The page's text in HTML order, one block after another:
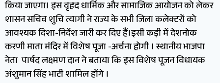
किया जाएगा। इस वृहद धार्मिक और सामाजिक आयोजन को लेकर
शासन सचिव शुचि त्यागी ने राज्य के सभी जिला कलेक्टरों को
आवश्यक दिशा-निर्देश जारी कर दिए हैं।इसी कड़ी में देशनोक
करणी माता मंदिर में विशेष पूजा -अर्चना होगी । स्थानीय भाजपा
नेता पार्षद लक्ष्मण दान ने बताया कि इस विशेष पूजन विधायक
अंशुमान सिंह भाटी शामिल होंगे ।